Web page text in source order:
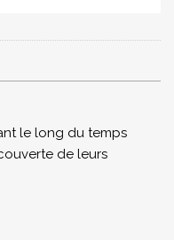
le long du temps
de leurs